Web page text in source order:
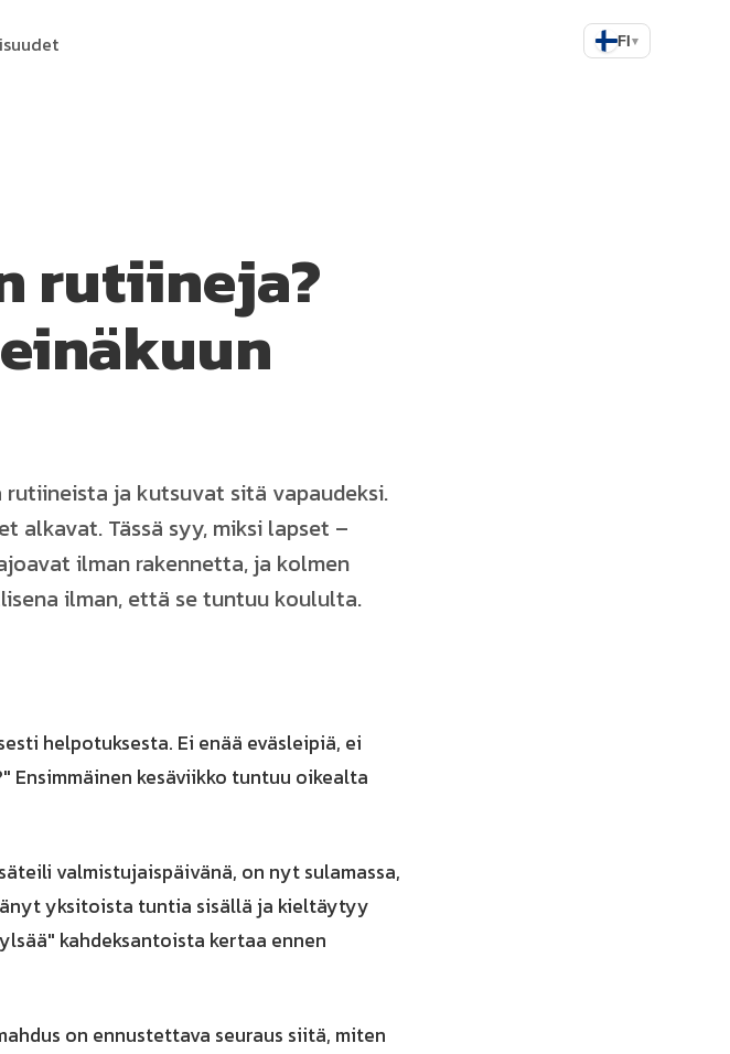
FI▾
rutiineja?
ja kutsuvat sitä vapaudeksi.
alkavat. Tässä syy, miksi lapset –
ilman rakennetta, ja kolmen
ilman, että se tuntuu koululta.
helpotuksesta. Ei enää eväsleipiä, ei
Ensimmäinen kesäviikko tuntuu oikealta
valmistujaispäivänä, on nyt sulamassa,
yksitoista tuntia sisällä ja kieltäytyy
kahdeksantoista kertaa ennen
on ennustettava seuraus siitä, miten